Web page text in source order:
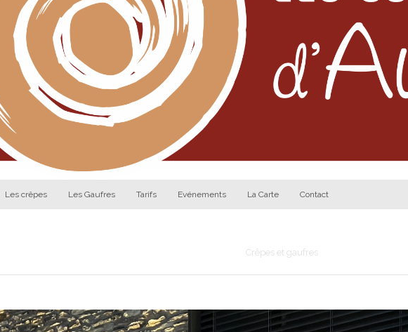
Les crêpes Les Gaufres Tarifs Evénements La Carte Contact
Crêpes et gaufres